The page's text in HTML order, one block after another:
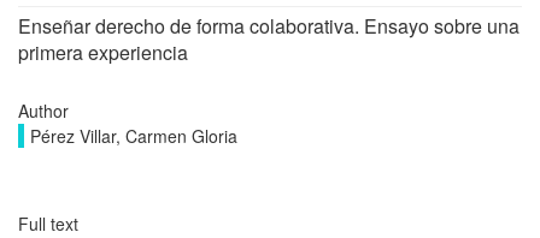
Enseñar derecho de forma colaborativa. Ensayo sobre una
primera experiencia
Author
Pérez Villar, Carmen Gloria
Full text